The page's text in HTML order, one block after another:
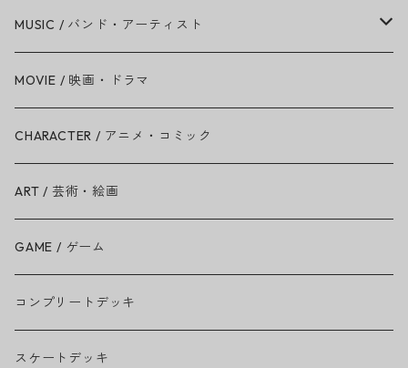
MUSIC / バンド・アーティスト
Amy Winehouse
Ariana Grande
BAD RELIGION
BEASTIE BOYS
THE BEATLES
BILLIE EILISH
MOVIE / 映画・ドラマ
CHARACTER / アニメ・コミック
ART / 芸術・絵画
GAME / ゲーム
コンプリートデッキ
スケートデッキ